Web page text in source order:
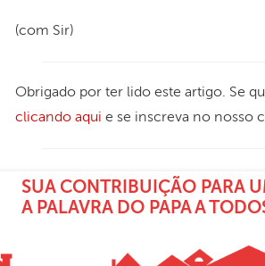
(com Sir)
Obrigado por ter lido este artigo. Se
clicando aqui e se inscreva no nosso
SUA CONTRIBUIÇÃO PARA
A PALAVRA DO PAPA A